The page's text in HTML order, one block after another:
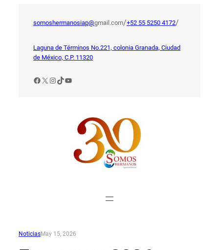
somoshermanosiap@gmail.com/+52 55 5250 4172/
Laguna de Términos No.221, colonia Granada, Ciudad
de México, C.P. 11320
Facebook
X Instagram
TikTok
YouTube
NoticiasMay 15, 2026